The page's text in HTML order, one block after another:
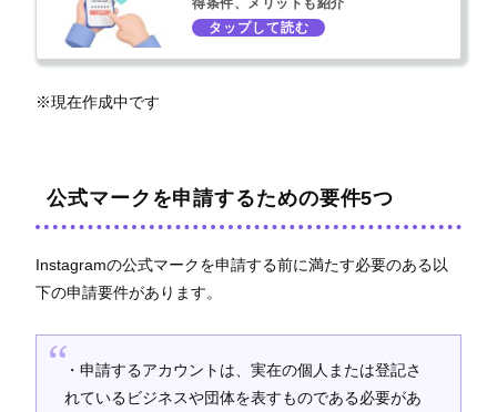
得条件、メリットも紹介
※現在作成中です
公式マークを申請するための要件5つ
Instagramの公式マークを申請する前に満たす必要のある以
下の申請要件があります。
・申請するアカウントは、実在の個人または登記さ
れているビジネスや団体を表すものである必要があ